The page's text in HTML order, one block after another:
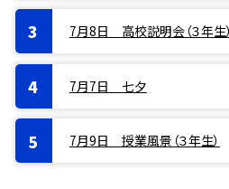
7月8日 高校説明会（３年生）
7月7日 七夕
7月9日 授業風景（３年生）